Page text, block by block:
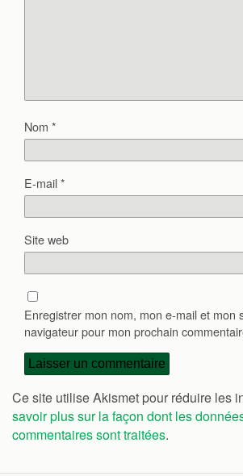
Nom *
E-mail*
Site web
Enregistrer mon nom, mon e-mail et mon
navigateur pour mon prochain
Ce site utilise Akismet pour réduire les
savoir plus sur la façon dont les
commentaires sont traitées.